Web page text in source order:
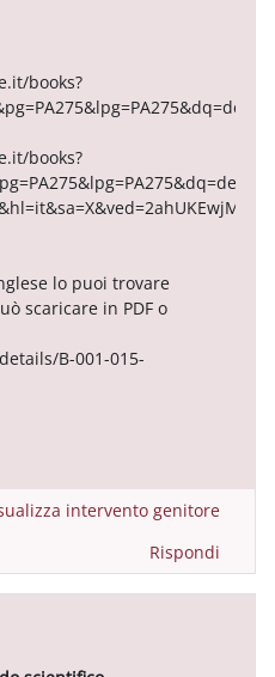
books?
books?
lo puoi trovare
scaricare in PDF o
B-001-015-
intervento genitore
Rispondi